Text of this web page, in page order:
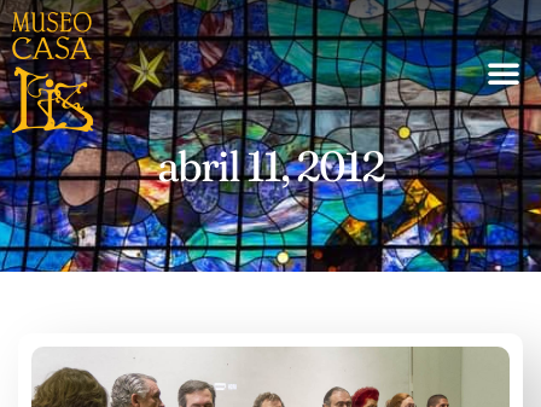
abril 11, 2012